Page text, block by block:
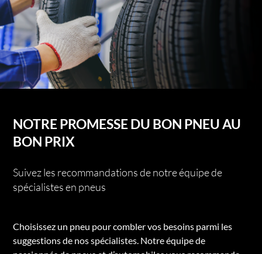
NOTRE PROMESSE DU BON PNEU AU
BON PRIX
Suivez les recommandations de notre équipe de
spécialistes en pneus
Choisissez un pneu pour combler vos besoins parmi les
suggestions de nos spécialistes. Notre équipe de